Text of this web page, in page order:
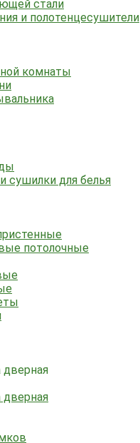
стали
и полотенцесушители
комнаты
сушилки для белья
потолочные
дверная
дверная